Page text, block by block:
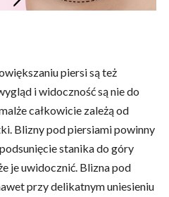
piersi są też
i widoczność są nie do
całkowicie zależą od
Blizny pod piersiami powinny
stanika do góry
je uwidocznić. Blizna pod
przy delikatnym uniesieniu